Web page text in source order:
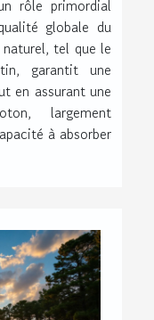
rôle primordial
globale du
tel que le
garantit une
en assurant une
largement
à absorber